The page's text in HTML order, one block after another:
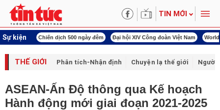
TIN MỚI
Sự kiện
mạng Chiến dịch 500 ngày đêm Đại hội XIV Công đoàn Việt Nam
THẾ GIỚI Phân tích-Nhận định Chuyện lạ thế giới Người
ASEAN-Ấn Độ thông qua Kế hoạch
Hành động mới giai đoạn 2021-2025